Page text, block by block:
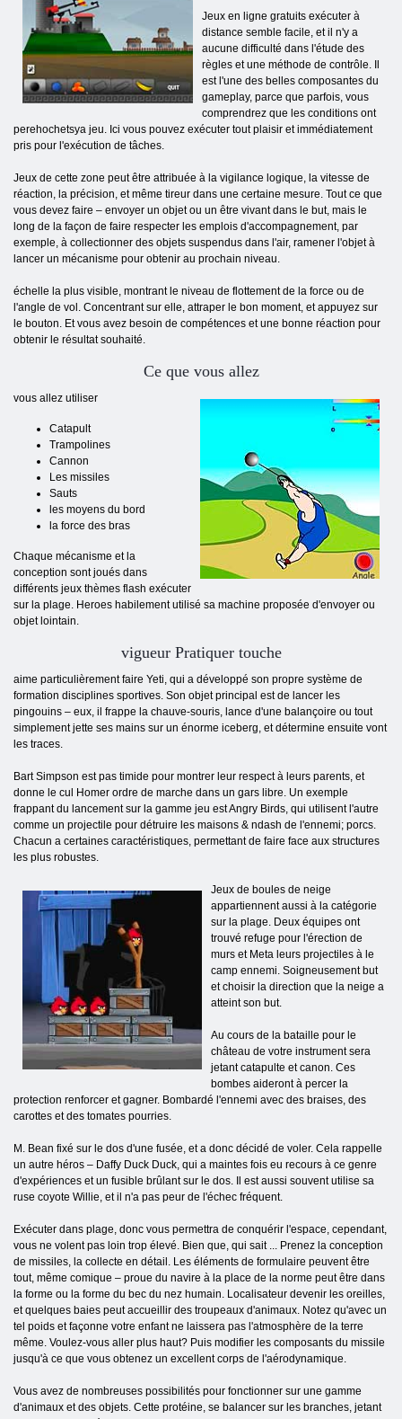
Jeux en ligne gratuits exécuter à
distance semble facile, et il n'y a
aucune difficulté dans l'étude des
règles et une méthode de contrôle. Il
est l'une des belles composantes du
gameplay, parce que parfois, vous
comprendrez que les conditions ont
perehochetsya jeu. Ici vous pouvez exécuter tout plaisir et immédiatement
pris pour l'exécution de tâches.
Jeux de cette zone peut être attribuée à la vigilance logique, la vitesse de
réaction, la précision, et même tireur dans une certaine mesure. Tout ce que
vous devez faire – envoyer un objet ou un être vivant dans le but, mais le
long de la façon de faire respecter les emplois d'accompagnement, par
exemple, à collectionner des objets suspendus dans l'air, ramener l'objet à
lancer un mécanisme pour obtenir au prochain niveau.
échelle la plus visible, montrant le niveau de flottement de la force ou de
l'angle de vol. Concentrant sur elle, attraper le bon moment, et appuyez sur
le bouton. Et vous avez besoin de compétences et une bonne réaction pour
obtenir le résultat souhaité.
Ce que vous allez
vous allez utiliser
Catapult
Trampolines
Cannon
Les missiles
Sauts
les moyens du bord
la force des bras
Chaque mécanisme et la
conception sont joués dans
différents jeux thèmes flash exécuter
sur la plage. Heroes habilement utilisé sa machine proposée d'envoyer ou
objet lointain.
vigueur Pratiquer touche
aime particulièrement faire Yeti, qui a développé son propre système de
formation disciplines sportives. Son objet principal est de lancer les
pingouins – eux, il frappe la chauve-souris, lance d'une balançoire ou tout
simplement jette ses mains sur un énorme iceberg, et détermine ensuite vont
les traces.
Bart Simpson est pas timide pour montrer leur respect à leurs parents, et
donne le cul Homer ordre de marche dans un gars libre. Un exemple
frappant du lancement sur la gamme jeu est Angry Birds, qui utilisent l'autre
comme un projectile pour détruire les maisons & ndash de l'ennemi; porcs.
Chacun a certaines caractéristiques, permettant de faire face aux structures
les plus robustes.
Jeux de boules de neige
appartiennent aussi à la catégorie
sur la plage. Deux équipes ont
trouvé refuge pour l'érection de
murs et Meta leurs projectiles à le
camp ennemi. Soigneusement but
et choisir la direction que la neige a
atteint son but.
Au cours de la bataille pour le
château de votre instrument sera
jetant catapulte et canon. Ces
bombes aideront à percer la
protection renforcer et gagner. Bombardé l'ennemi avec des braises, des
carottes et des tomates pourries.
M. Bean fixé sur le dos d'une fusée, et a donc décidé de voler. Cela rappelle
un autre héros – Daffy Duck Duck, qui a maintes fois eu recours à ce genre
d'expériences et un fusible brûlant sur le dos. Il est aussi souvent utilise sa
ruse coyote Willie, et il n'a pas peur de l'échec fréquent.
Exécuter dans plage, donc vous permettra de conquérir l'espace, cependant,
vous ne volent pas loin trop élevé. Bien que, qui sait ... Prenez la conception
de missiles, la collecte en détail. Les éléments de formulaire peuvent être
tout, même comique – proue du navire à la place de la norme peut être dans
la forme ou la forme du bec du nez humain. Localisateur devenir les oreilles,
et quelques baies peut accueillir des troupeaux d'animaux. Notez qu'avec un
tel poids et façonne votre enfant ne laissera pas l'atmosphère de la terre
même. Voulez-vous aller plus haut? Puis modifier les composants du missile
jusqu'à ce que vous obtenez un excellent corps de l'aérodynamique.
Vous avez de nombreuses possibilités pour fonctionner sur une gamme
d'animaux et des objets. Cette protéine, se balancer sur les branches, jetant